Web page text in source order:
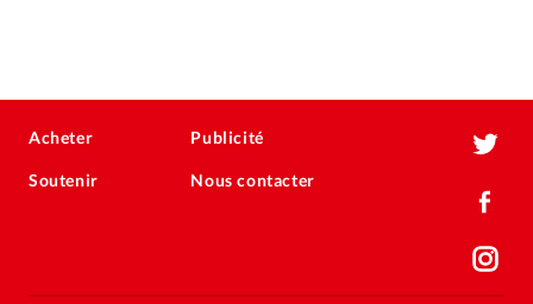
Acheter
Soutenir
Publicité
Nous contacter